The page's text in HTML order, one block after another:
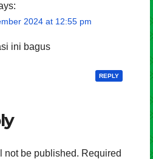
2024 at 12:55 pm
ini bagus
REPLY
not be published. Required